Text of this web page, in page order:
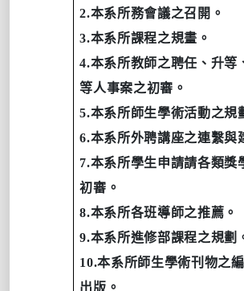
2.本系所務會議之召開。
3.本系所課程之規畫。
4.本系所教師之聘任、升等
等人事案之初審。
5.本系所師生學術活動之規
6.本系所外聘講座之連繫與
7.本系所學生申請請各類獎
初審。
8.本系所各班導師之推薦。
9.本系所進修部課程之規劃
10.本系所師生學術刊物之
出版。